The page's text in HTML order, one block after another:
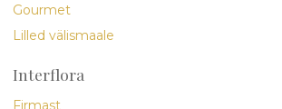
Gourmet
Lilled välismaale
Interflora
Firmast